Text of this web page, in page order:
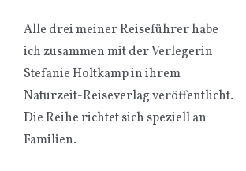
Alle drei meiner Reiseführer habe
ich zusammen mit der Verlegerin
Stefanie Holtkamp in ihrem
Naturzeit-Reiseverlag veröffentlicht.
Die Reihe richtet sich speziell an
Familien.